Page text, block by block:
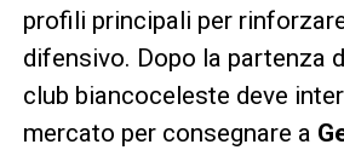
profili principali per
difensivo. Dopo la partenza
club biancoceleste deve
mercato per consegnare a